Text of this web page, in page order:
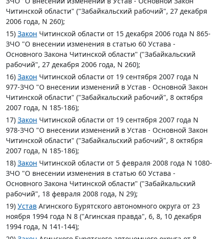
Читинской области" ("Забайкальский рабочий", 27 декабря
2006 года, N 260);
15) Закон Читинской области от 15 декабря 2006 года N 865-
ЗЧО "О внесении изменения в статью 60 Устава -
Основного Закона Читинской области" ("Забайкальский
рабочий", 27 декабря 2006 года, N 260);
16) Закон Читинской области от 19 сентября 2007 года N
977-ЗЧО "О внесении изменений в Устав - Основной Закон
Читинской области" ("Забайкальский рабочий", 8 октября
2007 года, N 185-186);
17) Закон Читинской области от 19 сентября 2007 года N
978-ЗЧО "О внесении изменений в Устав - Основной Закон
Читинской области" ("Забайкальский рабочий", 8 октября
2007 года, N 185-186);
18) Закон Читинской области от 5 февраля 2008 года N 1080-
ЗЧО "О внесении изменения в статью 60 Устава -
Основного Закона Читинской области" ("Забайкальский
рабочий", 18 февраля 2008 года, N 29);
19) Устав Агинского Бурятского автономного округа от 23
ноября 1994 года N 8 ("Агинская правда", 6, 8, 10 декабря
1994 года, N 141-144);